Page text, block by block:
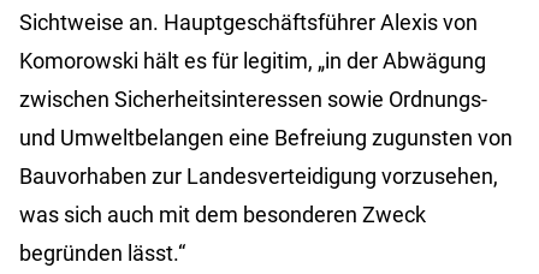
Sichtweise an. Hauptgeschäftsführer Alexis von
Komorowski hält es für legitim, „in der Abwägung
zwischen Sicherheitsinteressen sowie Ordnungs-
und Umweltbelangen eine Befreiung zugunsten von
Bauvorhaben zur Landesverteidigung vorzusehen,
was sich auch mit dem besonderen Zweck
begründen lässt.“